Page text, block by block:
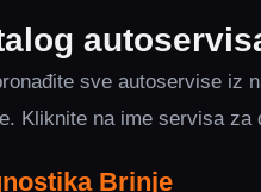
sve autoservise iz
Kliknite na ime servisa za
Brinje